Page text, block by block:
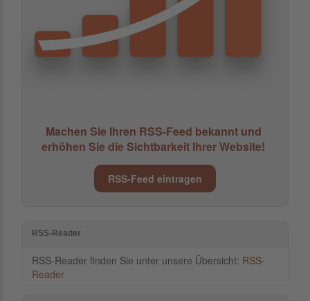
Machen Sie Ihren RSS-Feed bekannt und
erhöhen Sie die Sichtbarkeit Ihrer Website!
RSS-Feed eintragen
RSS-Reader
RSS-Reader finden Sie unter unsere Übersicht: RSS-
Reader